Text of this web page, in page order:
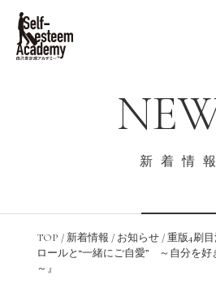
新着情
TOP / 新着情報 / お知らせ/重版4刷
ロールと“一緒にご自愛” ～自分を好
～』